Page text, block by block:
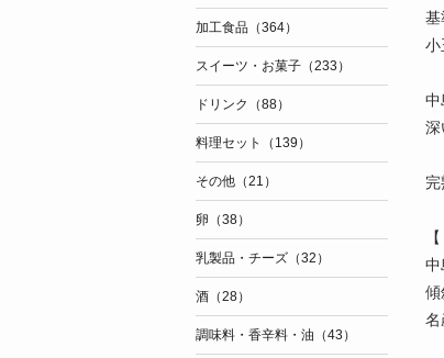
基
小
中
深
中
傾
名
加工食品（364）
スイーツ・お菓子（233）
ドリンク（88）
料理セット（139）
その他（21）
卵（38）
乳製品・チーズ（32）
酒（28）
調味料・香辛料・油（43）